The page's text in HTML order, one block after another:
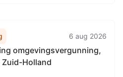
6 aug 2026
omgevingsvergunning,
Zuid-Holland